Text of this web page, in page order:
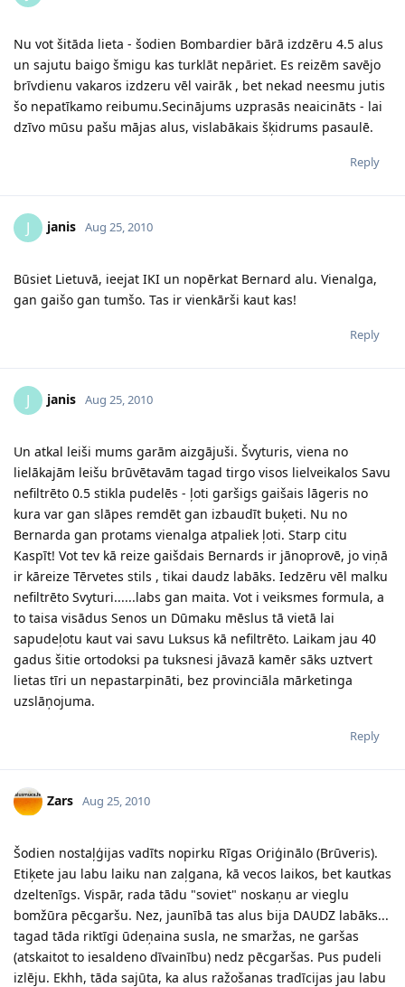
Nu vot šitāda lieta - šodien Bombardier bārā izdzēru 4.5 alus
un sajutu baigo šmigu kas turklāt nepāriet. Es reizēm savējo
brīvdienu vakaros izdzeru vēl vairāk , bet nekad neesmu jutis
šo nepatīkamo reibumu.Secinājums uzprasās neaicināts - lai
dzīvo mūsu pašu mājas alus, vislabākais šķidrums pasaulē.
Reply
J janis Aug 25, 2010
Būsiet Lietuvā, ieejat IKI un nopērkat Bernard alu. Vienalga,
gan gaišo gan tumšo. Tas ir vienkārši kaut kas!
Reply
J janis Aug 25, 2010
Un atkal leiši mums garām aizgājuši. Švyturis, viena no
lielākajām leišu brūvētavām tagad tirgo visos lielveikalos Savu
nefiltrēto 0.5 stikla pudelēs - ļoti garšigs gaišais lāgeris no
kura var gan slāpes remdēt gan izbaudīt buķeti. Nu no
Bernarda gan protams vienalga atpaliek ļoti. Starp citu
Kaspīt! Vot tev kā reize gaišdais Bernards ir jānoprovē, jo viņā
ir kāreize Tērvetes stils , tikai daudz labāks. Iedzēru vēl malku
nefiltrēto Svyturi......labs gan maita. Vot i veiksmes formula, a
to taisa visādus Senos un Dūmaku mēslus tā vietā lai
sapudeļotu kaut vai savu Luksus kā nefiltrēto. Laikam jau 40
gadus šitie ortodoksi pa tuksnesi jāvazā kamēr sāks uztvert
lietas tīri un nepastarpināti, bez provinciāla mārketinga
uzslāņojuma.
Reply
Zars Aug 25, 2010
Šodien nostaļģijas vadīts nopirku Rīgas Oriģinālo (Brūveris).
Etiķete jau labu laiku nan zaļgana, kā vecos laikos, bet kautkas
dzeltenīgs. Vispār, rada tādu "soviet" noskaņu ar vieglu
bomžūra pēcgaršu. Nez, jaunībā tas alus bija DAUDZ labāks...
tagad tāda riktīgi ūdeņaina susla, ne smaržas, ne garšas
(atskaitot to iesaldeno dīvainību) nedz pēcgaršas. Pus pudeli
izlēju. Ekhh, tāda sajūta, ka alus ražošanas tradīcijas jau labu